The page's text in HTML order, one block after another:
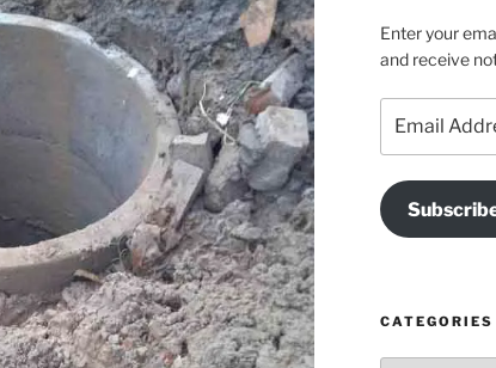
Enter your
and receive
Address
CATEGORIES